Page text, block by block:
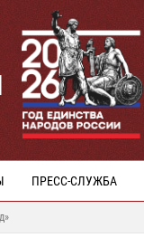
ПРЕСС-СЛУЖБА